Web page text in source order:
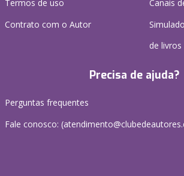
Termos de uso
Contrato com o Autor
Canais
de livros
Precisa de ajuda?
Perguntas frequentes
Fale conosco: